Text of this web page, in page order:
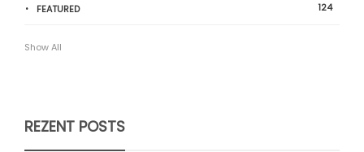
FEATURED 124
Show All
REZENT POSTS